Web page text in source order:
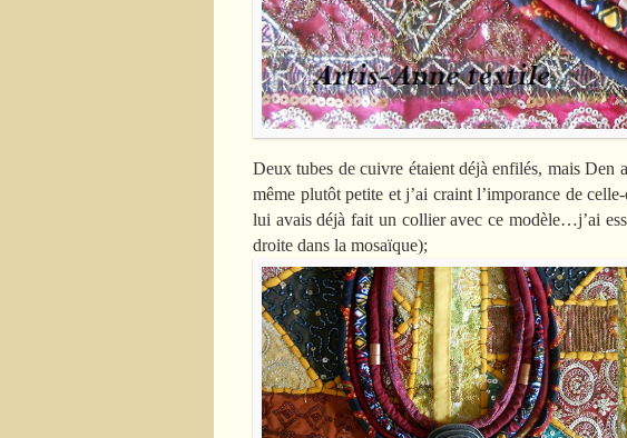
Deux tubes de cuivre étaient déjà enfilés, mais Den
même plutôt petite et j’ai craint l’imporance de
lui avais déjà fait un collier avec ce modèle…j’ai
droite dans la mosaïque);